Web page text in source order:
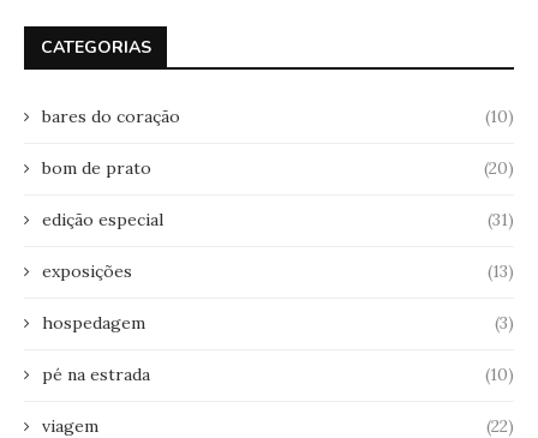
CATEGORIAS
bares do coração (10)
bom de prato (20)
edição especial (31)
exposições (13)
hospedagem (3)
pé na estrada (10)
viagem (22)